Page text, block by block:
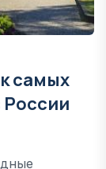
самых
России